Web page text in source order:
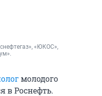
«ЮКОС»,
молодого
в Роснефть.